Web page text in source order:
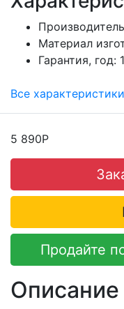
Материал
Гарантия, год: 1
Все характеристики
5 890Р
Продайте
Описание